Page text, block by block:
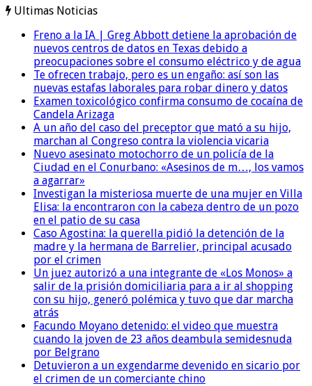
Ultimas Noticias
Freno a la IA | Greg Abbott detiene la aprobación de
nuevos centros de datos en Texas debido a
preocupaciones sobre el consumo eléctrico y de agua
Te ofrecen trabajo, pero es un engaño: así son las
nuevas estafas laborales para robar dinero y datos
Examen toxicológico confirma consumo de cocaína de
Candela Arizaga
A un año del caso del preceptor que mató a su hijo,
marchan al Congreso contra la violencia vicaria
Nuevo asesinato motochorro de un policía de la
Ciudad en el Conurbano: «Asesinos de m…, los vamos
a agarrar»
Investigan la misteriosa muerte de una mujer en Villa
Elisa: la encontraron con la cabeza dentro de un pozo
en el patio de su casa
Caso Agostina: la querella pidió la detención de la
madre y la hermana de Barrelier, principal acusado
por el crimen
Un juez autorizó a una integrante de «Los Monos» a
salir de la prisión domiciliaria para a ir al shopping
con su hijo, generó polémica y tuvo que dar marcha
atrás
Facundo Moyano detenido: el video que muestra
cuando la joven de 23 años deambula semidesnuda
por Belgrano
Detuvieron a un exgendarme devenido en sicario por
el crimen de un comerciante chino